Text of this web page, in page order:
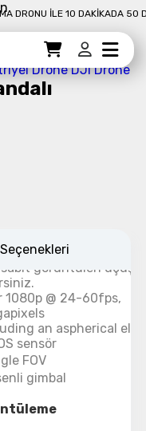
S70 ZIRAI İLAÇLAMA
Ödemeye Geç
Drone DJI Drone
Tasarım
1 havada
altında kalacak,
özgürce
olmadan
gökyüzünü
sayede daha uzun
olacaktır.
tecrübesini
görüntüleri uçuş
1080p @ 24-60fps,
an aspherical
sensör
FOV
gimbal